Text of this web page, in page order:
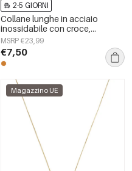
2-5 GIORNI
Collane lunghe in acciaio
inossidabile con croce,
semplici, della serie Daily
Simple, gioielli da donna
MSRP €23,99
€7,50
Magazzino UE